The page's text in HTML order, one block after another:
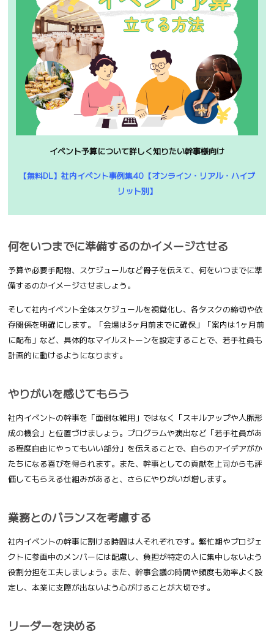
イベント予算について詳しく知りたい幹事様向け
【無料DL】社内イベント事例集40【オンライン・リアル・ハイブ
リット別】
何をいつまでに準備するのかイメージさせる
予算や必要手配物、スケジュールなど骨子を伝えて、何をいつまでに準
備するのかイメージさせましょう。
そして社内イベント全体スケジュールを視覚化し、各タスクの締切や依
存関係を明確にします。「会場は3ヶ月前までに確保」「案内は1ヶ月前
に配布」など、具体的なマイルストーンを設定することで、若手社員も
計画的に動けるようになります。
やりがいを感じてもらう
社内イベントの幹事を「面倒な雑用」ではなく「スキルアップや人脈形
成の機会」と位置づけましょう。プログラムや演出など「若手社員があ
る程度自由にやってもいい部分」を伝えることで、自らのアイデアがか
たちになる喜びを得られます。また、幹事としての貢献を上司からも評
価してもらえる仕組みがあると、さらにやりがいが増します。
業務とのバランスを考慮する
社内イベントの幹事に割ける時間は人それぞれです。繁忙期やプロジェ
クトに参画中のメンバーには配慮し、負担が特定の人に集中しないよう
役割分担を工夫しましょう。また、幹事会議の時間や頻度も効率よく設
定し、本業に支障が出ないよう心がけることが大切です。
リーダーを決める